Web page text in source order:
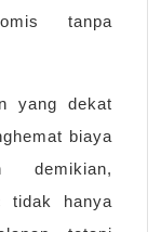
tanpa
yang dekat
biaya
demikian,
tidak hanya